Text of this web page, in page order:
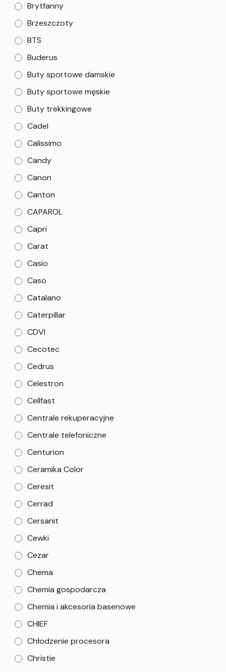
Brytfanny
Brzeszczoty
BTS
Buderus
Buty sportowe damskie
Buty sportowe męskie
Buty trekkingowe
Cadel
Calissimo
Candy
Canon
Canton
CAPAROL
Capri
Carat
Casio
Caso
Catalano
Caterpillar
CDVI
Cecotec
Cedrus
Celestron
Cellfast
Centrale rekuperacyjne
Centrale telefoniczne
Centurion
Ceramika Color
Ceresit
Cerrad
Cersanit
Cewki
Cezar
Chema
Chemia gospodarcza
Chemia i akcesoria basenowe
CHIEF
Chłodzenie procesora
Christie